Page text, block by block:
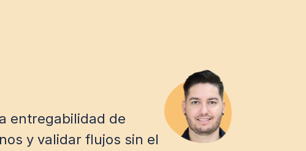
entregabilidad de
y validar flujos sin el